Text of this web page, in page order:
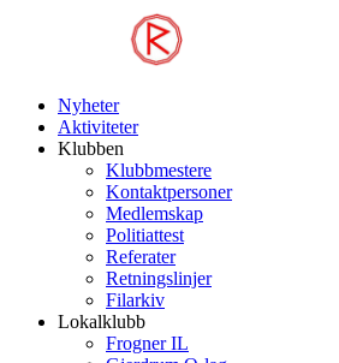
Nyheter
Aktiviteter
Klubben
Klubbmestere
Kontaktpersoner
Medlemskap
Politiattest
Referater
Retningslinjer
Filarkiv
Lokalklubb
Frogner IL